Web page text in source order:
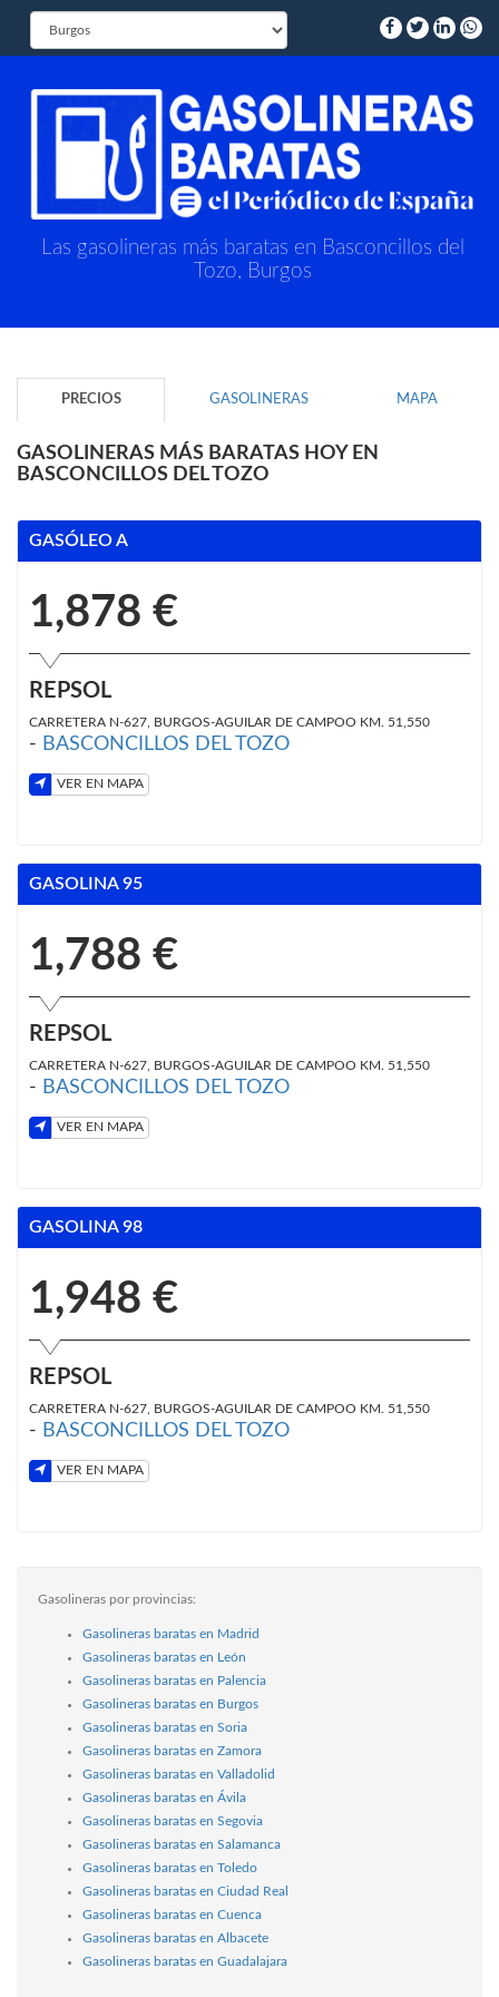
Las gasolineras más baratas en Basconcillos del
Tozo, Burgos
PRECIOS GASOLINERAS MAPA
GASOLINERAS MÁS BARATAS HOY EN
BASCONCILLOS DEL TOZO
GASÓLEO A
1,878 €
REPSOL
CARRETERA N-627, BURGOS-AGUILAR DE CAMPOO KM. 51,550
- BASCONCILLOS DEL TOZO
VER EN MAPA
GASOLINA 95
1,788 €
REPSOL
CARRETERA N-627, BURGOS-AGUILAR DE CAMPOO KM. 51,550
- BASCONCILLOS DEL TOZO
VER EN MAPA
GASOLINA 98
1,948 €
REPSOL
CARRETERA N-627, BURGOS-AGUILAR DE CAMPOO KM. 51,550
- BASCONCILLOS DEL TOZO
VER EN MAPA
Gasolineras por provincias:
Gasolineras baratas en Madrid
Gasolineras baratas en León
Gasolineras baratas en Palencia
Gasolineras baratas en Burgos
Gasolineras baratas en Soria
Gasolineras baratas en Zamora
Gasolineras baratas en Valladolid
Gasolineras baratas en Ávila
Gasolineras baratas en Segovia
Gasolineras baratas en Salamanca
Gasolineras baratas en Toledo
Gasolineras baratas en Ciudad Real
Gasolineras baratas en Cuenca
Gasolineras baratas en Albacete
Gasolineras baratas en Guadalajara